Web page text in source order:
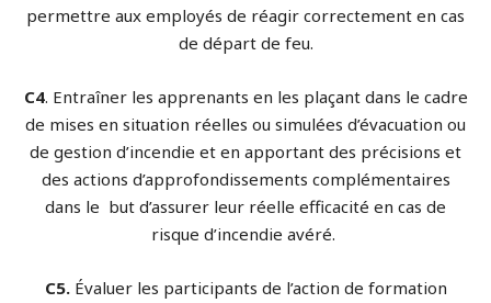
permettre aux employés de réagir correctement en cas
de départ de feu.
C4. Entraîner les apprenants en les plaçant dans le cadre
de mises en situation réelles ou simulées d’évacuation ou
de gestion d’incendie et en apportant des précisions et
des actions d’approfondissements complémentaires
dans le but d’assurer leur réelle efficacité en cas de
risque d’incendie avéré.
C5.Évaluer les participants de l’action de formation